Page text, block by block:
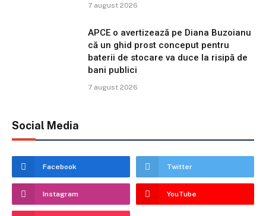
7 august 2026
APCE o avertizează pe Diana Buzoianu
că un ghid prost conceput pentru
baterii de stocare va duce la risipă de
bani publici
7 august 2026
Social Media
Facebook Twitter
Instagram YouTube